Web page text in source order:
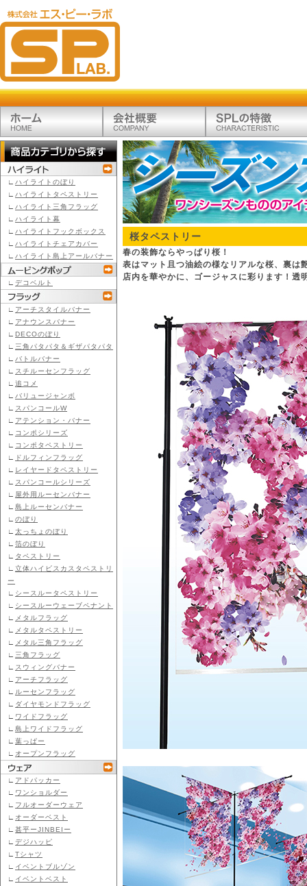
∟ ハイライトのぼり
∟ ハイライトタペストリー
∟ ハイライト三角フラッグ
∟ ハイライト幕
∟ ハイライトフックボックス
∟ ハイライトチェアカバー
∟ ハイライト島上アールバナー
∟ デコベルト
∟ アーチスタイルバナー
∟ アナウンスバナー
∟ DECOのぼり
∟ 三角パタパタ＆ギザパタパタ
∟ バトルバナー
∟ スチルーセンフラッグ
∟ 追コメ
∟ バリュージャンボ
∟ スパンコールW
∟ アテンション・バナー
∟ コンポシリーズ
∟ コンポタペストリー
∟
ドルフィンフラッグ
∟ レイヤードタペストリー
∟ スパンコールシリーズ
∟ 屋外用ルーセンバナー
∟ 島上ルーセンバナー
∟ のぼり
∟ 太っちょのぼり
∟ 箔のぼり
∟ タペストリー
∟ 立体ハイビスカスタペストリ
ー
∟ シースルータペストリー
∟ シースルーウェーブペナント
∟
メタルフラッグ
∟
メタルタペストリー
∟
メタル三角フラッグ
∟ 三角フラッグ
∟ スウィングバナー
∟ アーチフラッグ
∟ ルーセンフラッグ
∟ ダイヤモンドフラッグ
∟ ワイドフラッグ
∟ 島上ワイドフラッグ
∟ 葉っぱー
∟ オープンフラッグ
∟ アドパッカー
∟ ワンショルダー
∟ フルオーダーウェア
∟ オーダーベスト
∟ 甚平ーJINBEIー
∟ デジハッピ
∟ Tシャツ
∟ イベントブルゾン
∟ イベントベスト
桜タペストリー
春の装飾ならやっぱり桜！
表はマット且つ油絵の様なリアルな桜、裏は
店内を華やかに、ゴージャスに彩ります！透